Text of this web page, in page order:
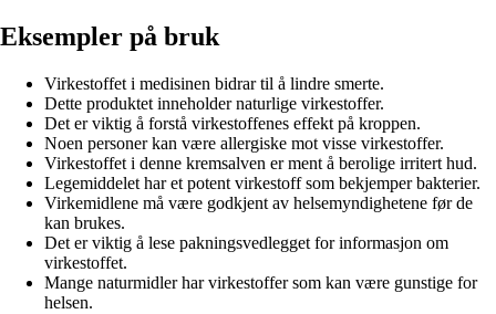
Eksempler på bruk
Virkestoffet i medisinen bidrar til å lindre smerte.
Dette produktet inneholder naturlige virkestoffer.
Det er viktig å forstå virkestoffenes effekt på kroppen.
Noen personer kan være allergiske mot visse virkestoffer.
Virkestoffet i denne kremsalven er ment å berolige irritert hud.
Legemiddelet har et potent virkestoff som bekjemper bakterier.
Virkemidlene må være godkjent av helsemyndighetene før de
kan brukes.
Det er viktig å lese pakningsvedlegget for informasjon om
virkestoffet.
Mange naturmidler har virkestoffer som kan være gunstige for
helsen.